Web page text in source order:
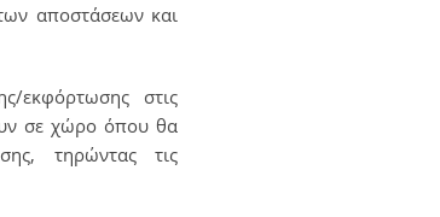
αποστάσεων και
εκφόρτωσης στις
σε χώρο όπου θα
τηρώντας τις